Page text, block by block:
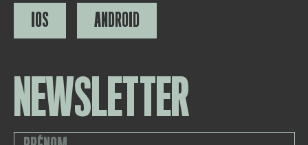
IOS ANDROID
NEWSLETTER